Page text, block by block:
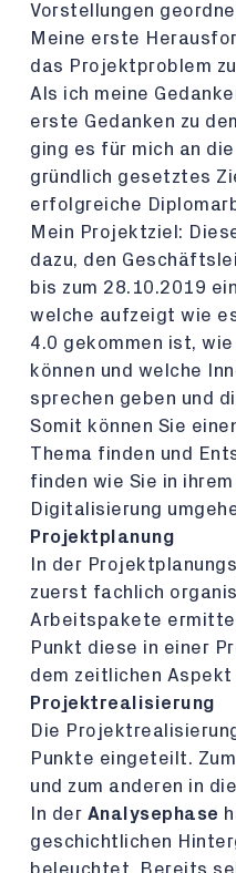
Vorstellungen
Meine erste
das Projektproblem
Als ich meine
erste Gedanken zu
ging es für mich an
gründlich gesetztes
erfolgreiche
Mein Projektziel:
dazu, den
bis zum 28.10.2019
welche aufzeigt wie
4.0 gekommen ist,
können und welche
sprechen geben und
Somit können Sie
Thema finden und
finden wie Sie in
Digitalisierung
Projektplanung
In der
zuerst fachlich
Arbeitspakete
Punkt diese in einer
dem zeitlichen
Projektrealisierung
Die
Punkte eingeteilt.
und zum anderen in
In der Analysephase
geschichtlichen
beleuchtet. Bereits